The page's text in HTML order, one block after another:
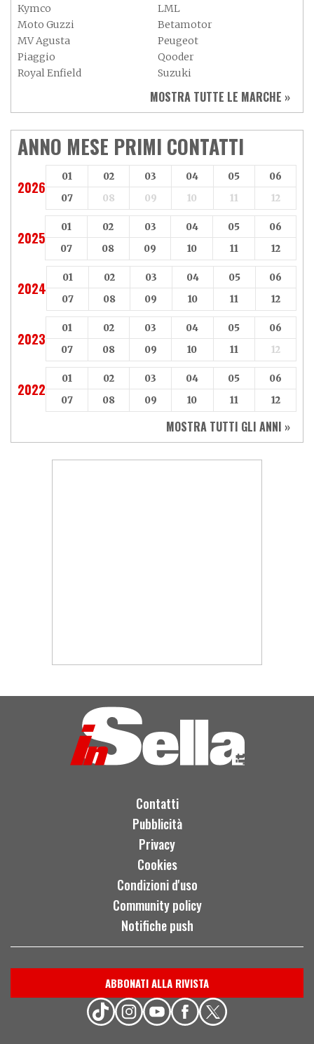
Kymco
LML
Moto Guzzi
Betamotor
MV Agusta
Peugeot
Piaggio
Qooder
Royal Enfield
Suzuki
Triumph
Yamaha
Aeon
Aspes
Axy
Baotian
MOSTRA TUTTE LE MARCHE »
ANNO MESE PRIMI CONTATTI
2026
01 02 03 04 05
06
07
08 09 10 11 12
2025
01 02 03 04 05
06
07
08 09 10 11 12
2024
01 02 03 04 05
06
07
08 09 10 11 12
2023
01 02 03 04 05
06
07
08 09 10 11 12
2022
01 02 03 04 05
06
07
08 09 10 11 12
MOSTRA TUTTI GLI ANNI »
Contatti
Pubblicità
Privacy
Cookies
Condizioni d'uso
Community policy
Notifiche push
ABBONATI ALLA RIVISTA